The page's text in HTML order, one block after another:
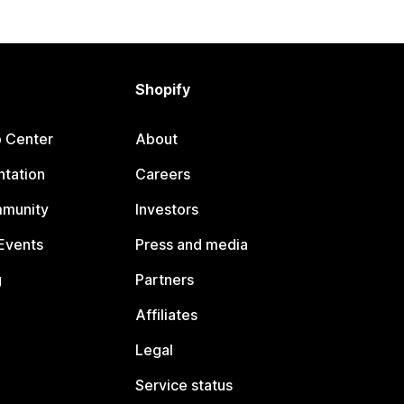
Center
Shopify
About
Careers
Investors
Press and media
Partners
Affiliates
Legal
Service status